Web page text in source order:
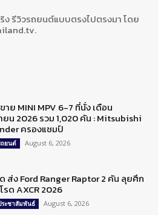
ริง รีวิวรถยนต์แบบตรงไปตรงมา โดย
าย MINI MPV 6-7 ที่นั่ง เดือน
ยน 2026 รวม 1,020 คัน : Mitsubishi
ครองแชมป์
ยนต์ August 6, 2026
ส่ง Ford Ranger Raptor 2 คัน ลุยศึก
รด AXCR 2026
ะชาสัมพันธ์ August 6, 2026